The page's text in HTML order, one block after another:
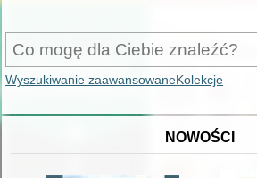
Wyszukiwanie zaawansowaneKolekcje
NOWOŚCI